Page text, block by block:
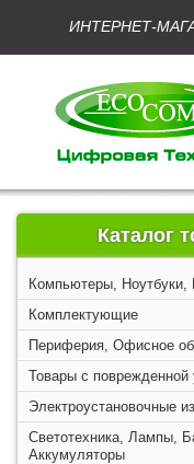
ИНТЕРНЕТ-
Каталог
Компьютеры,
Комплектующие
Периферия, Офисное
Товары с поврежденной
Электроустановочные
Светотехника, Лампы,
Аккумуляторы